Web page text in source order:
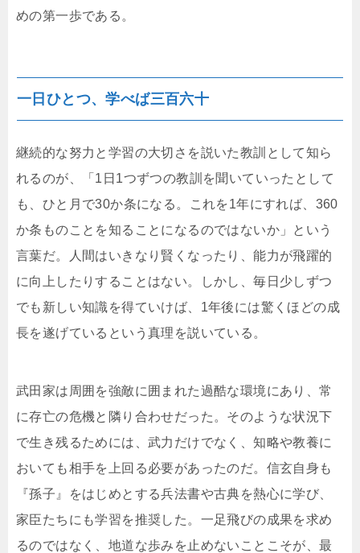
めの第一歩である。
一日ひとつ、学べば三百六十
継続的な努力と学習の大切さを説いた教訓として知ら
れるのが、「1日1つずつの教訓を聞いていったとして
も、ひと月で30か条になる。これを1年にすれば、360
か条ものことを知ることになるのではないか」という
言葉だ。人間はいきなり賢くなったり、能力が飛躍的
に向上したりすることはない。しかし、毎日少しずつ
でも新しい知識を得ていけば、1年後には驚くほどの成
長を遂げているという真理を説いている。
武田家は周囲を強敵に囲まれた過酷な環境にあり、常
に存亡の危機と隣り合わせだった。そのような状況下
で生き残るためには、武力だけでなく、知略や教養に
おいても相手を上回る必要があったのだ。信玄自身も
『孫子』をはじめとする兵法書や古典を熱心に学び、
家臣たちにも学習を推奨した。一足飛びの成果を求め
るのではなく、地道な歩みを止めないことこそが、最